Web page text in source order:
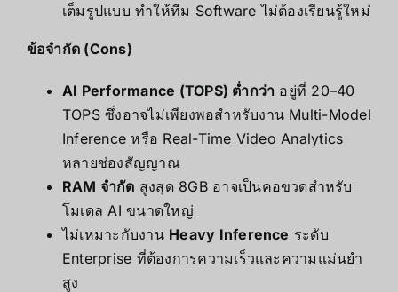
เต็มรูปแบบ ทำให้ทีม Software ไม่ต้องเรียนรู้ใหม่
ข้อจำกัด (Cons)
AI Performance (TOPS) ต่ำกว่า อยู่ที่ 20–40
TOPS ซึ่งอาจไม่เพียงพอสำหรับงาน Multi-Model
Inference หรือ Real-Time Video Analytics
หลายช่องสัญญาณ
RAM จำกัด สูงสุด 8GB อาจเป็นคอขวดสำหรับ
โมเดล AI ขนาดใหญ่
ไม่เหมาะกับงาน Heavy Inference ระดับ
Enterprise ที่ต้องการความเร็วและความแม่นยำ
สูง